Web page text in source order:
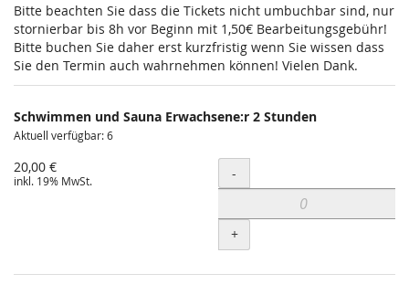
Bitte beachten Sie dass die Tickets nicht umbuchbar sind, nur
stornierbar bis 8h vor Beginn mit 1,50€ Bearbeitungsgebühr!
Bitte buchen Sie daher erst kurzfristig wenn Sie wissen dass
Sie den Termin auch wahrnehmen können! Vielen Dank.
Schwimmen und Sauna Erwachsene:r 2 Stunden
Aktuell verfügbar: 6
20,00 €
inkl. 19% MwSt. Menge
-
+